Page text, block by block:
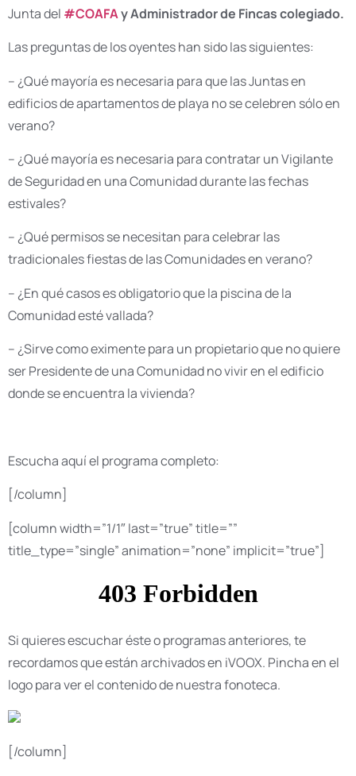
Junta del #COAFAy Administrador de Fincas colegiado.
Las preguntas de los oyentes han sido las siguientes:
– ¿Qué mayoría es necesaria para que las Juntas en
edificios de apartamentos de playa no se celebren sólo en
verano?
– ¿Qué mayoría es necesaria para contratar un Vigilante
de Seguridad en una Comunidad durante las fechas
estivales?
– ¿Qué permisos se necesitan para celebrar las
tradicionales fiestas de las Comunidades en verano?
– ¿En qué casos es obligatorio que la piscina de la
Comunidad esté vallada?
– ¿Sirve como eximente para un propietario que no quiere
ser Presidente de una Comunidad no vivir en el edificio
donde se encuentra la vivienda?
Escucha aquí el programa completo:
[/column]
[column width=”1/1″ last=”true” title=””
title_type=”single” animation=”none” implicit=”true”]
Si quieres escuchar éste o programas anteriores, te
recordamos que están archivados en iVOOX. Pincha en el
logo para ver el contenido de nuestra fonoteca.
[/column]